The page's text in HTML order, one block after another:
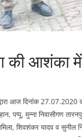
की आशंका में
आज दिनांक 27.07.2020
पप्पू, मुन्ना निवासीगण
शिवशंकर यादव व सुनील